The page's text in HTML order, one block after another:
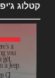
קטלוג ג'יפ 1986